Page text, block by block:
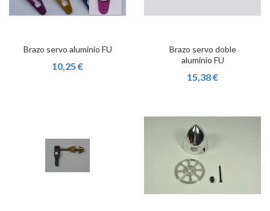
Brazo servo aluminio FU
10,25 €
Brazo servo doble
aluminio FU
15,38 €